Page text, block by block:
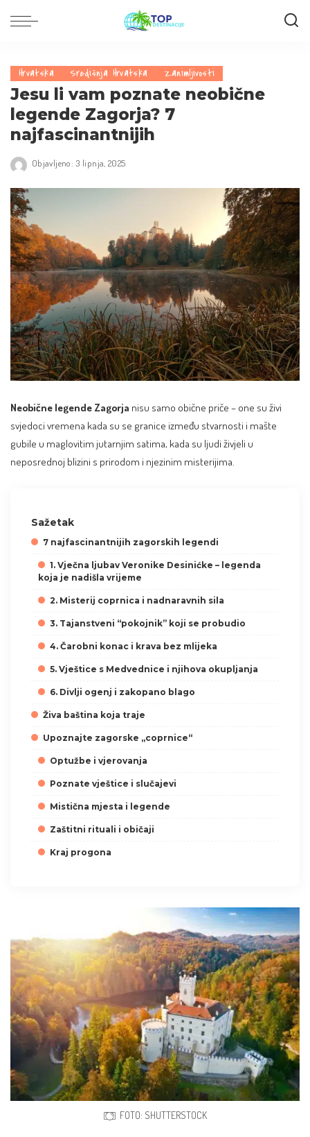
Hrvatska Središnja Hrvatska Zanimljivosti
Jesu li vam poznate neobične
legende Zagorja? 7
najfascinantnijih
Objavljeno: 3 lipnja, 2025
Neobične legende Zagorja nisu samo obične priče – one su živi
svjedoci vremena kada su se granice između stvarnosti i mašte
gubile u maglovitim jutarnjim satima, kada su ljudi živjeli u
neposrednoj blizini s prirodom i njezinim misterijima.
Sažetak
7 najfascinantnijih zagorskih legendi
1. Vječna ljubav Veronike Desinićke – legenda
koja je nadišla vrijeme
2. Misterij coprnica i nadnaravnih sila
3. Tajanstveni “pokojnik” koji se probudio
4. Čarobni konac i krava bez mlijeka
5. Vještice s Medvednice i njihova okupljanja
6. Divlji ogenj i zakopano blago
Živa baština koja traje
Upoznajte zagorske „coprnice“
Optužbe i vjerovanja
Poznate vještice i slučajevi
Mistična mjesta i legende
Zaštitni rituali i običaji
Kraj progona
FOTO: SHUTTERSTOCK